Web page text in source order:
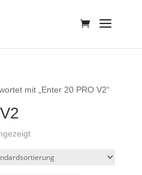
mit „Enter 20 PRO V2“